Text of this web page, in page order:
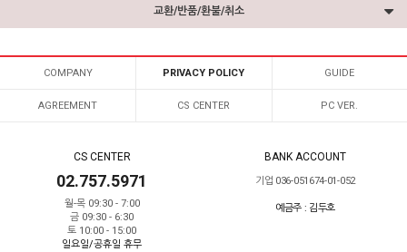
교환/반품/환불/취소
COMPANY PRIVACY POLICY GUIDE
AGREEMENT CS CENTER PC VER.
CS CENTER
02.757.5971
월-목 09:30 - 7:00
금 09:30 - 6:30
토 10:00 - 15:00
일요일/공휴일 휴무
BANK ACCOUNT
기업 036-051674-01-052
예금주 : 김두호